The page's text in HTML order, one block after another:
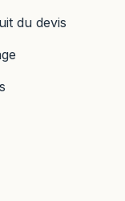
du devis